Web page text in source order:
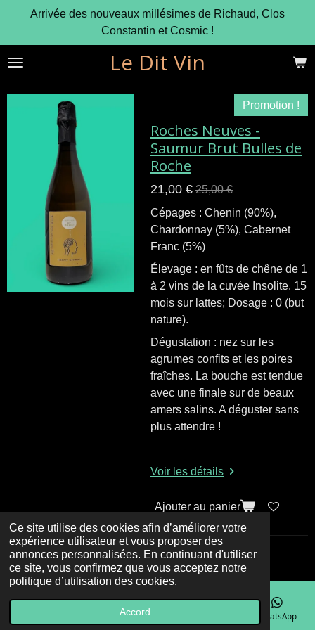
Ce site utilise des cookies afin d’améliorer votre
expérience utilisateur et vous proposer des
annonces personnalisées. En continuant d'utiliser
ce site, vous confirmez que vous acceptez notre
politique d’utilisation des cookies.
Accord
Passer
contenu
principal
Le Dit Vin
Arrivée des nouveaux millésimes de Richaud, Clos
Constantin et Cosmic !
Promotion !
Roches Neuves -
Saumur Brut Bulles de
Roche
21,00 € 25,00 €
Cépages : Chenin (90%),
Chardonnay (5%), Cabernet
Franc (5%)
Élevage : en fûts de chêne de 1
à 2 vins de la cuvée Insolite. 15
mois sur lattes; Dosage : 0 (but
nature).
Dégustation : nez sur les
agrumes confits et les poires
fraîches. La bouche est tendue
avec une finale sur de beaux
amers salins. A déguster sans
plus attendre !
Voir les détails
Ajouter au panier
© 2023 - 2026 Le Dit Vin
Carte WhatsApp